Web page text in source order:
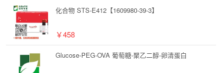
化合物 STS-E412【1609980-39-3】
￥458
Glucose-PEG-OVA 葡萄糖-聚乙二醇-卵清蛋白